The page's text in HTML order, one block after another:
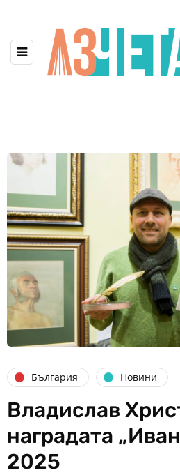
България Новини
Владислав
наградата
2025